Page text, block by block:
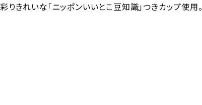
彩りきれいな「ニッポンいいとこ豆知識」つきカップ使用。